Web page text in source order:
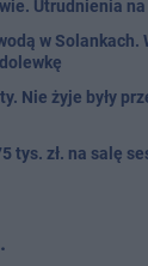
Utrudnienia
w Solankach.
Nie żyje były
tys. zł. na salę